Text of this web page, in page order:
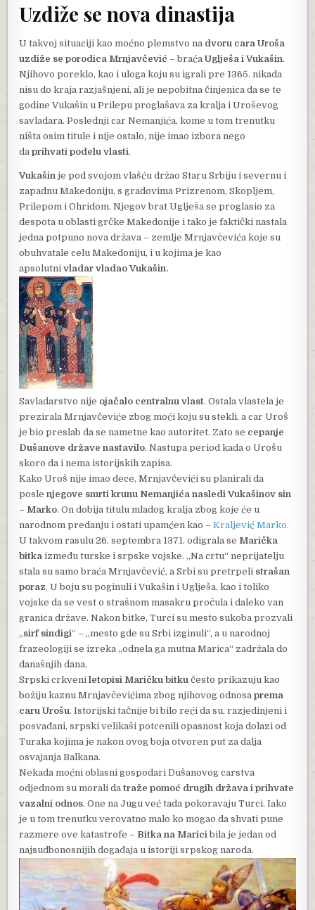
Uzdiže se nova dinastija
U takvoj situaciji kao moćno plemstvo na dvoru cara Uroša
uzdiže se porodica Mrnjavčević – braćaUglješa i Vukašin.
Njihovo poreklo, kao i uloga koju su igrali pre 1365. nikada
nisu do kraja razjašnjeni, ali je nepobitna činjenica da se te
godine Vukašin u Prilepu proglašava za kralja i Uroševog
savladara. Poslednji car Nemanjića, kome u tom trenutku
ništa osim titule i nije ostalo, nije imao izbora nego
daprihvati podelu vlasti.
Vukašin je pod svojom vlašću držao Staru Srbiju i severnu i
zapadnu Makedoniju, s gradovima Prizrenom, Skopljem,
Prilepom i Ohridom. Njegov brat Uglješa se proglasio za
despota u oblasti grčke Makedonije i tako je faktički nastala
jedna potpuno nova država – zemlje Mrnjavčevića koje su
obuhvatale celu Makedoniju, i u kojima je kao
apsolutnivladar vladao Vukašin.
Savladarstvo nije ojačalo centralnu vlast. Ostala vlastela je
prezirala Mrnjavčeviće zbog moći koju su stekli, a car Uroš
je bio preslab da se nametne kao autoritet. Zato se cepanje
Dušanove države nastavilo. Nastupa period kada o Urošu
skoro da i nema istorijskih zapisa.
Kako Uroš nije imao dece, Mrnjavčevići su planirali da
poslenjegove smrti krunu Nemanjića nasledi Vukašinov sin
– Marko. On dobija titulu mladog kralja zbog koje će u
narodnom predanju i ostati upamćen kao –Kraljević Marko.
U takvom rasulu 26. septembra 1371. odigrala se Marička
bitka između turske i srpske vojske. „Na crtu“ neprijatelju
stala su samo braća Mrnjavčević, a Srbi su pretrpeli strašan
poraz. U boju su poginuli i Vukašin i Uglješa, kao i toliko
vojske da se vest o strašnom masakru pročula i daleko van
granica države. Nakon bitke, Turci su mesto sukoba prozvali
„sirf sindigi“ – „mesto gde su Srbi izginuli“, a u narodnoj
frazeologiji se izreka „odnela ga mutna Marica“ zadržala do
današnjih dana.
Srpski crkveniletopisi Maričku bitku često prikazuju kao
božiju kaznu Mrnjavčevićima zbog njihovog odnosaprema
caru Urošu. Istorijski tačnije bi bilo reći da su, razjedinjeni i
posvađani, srpski velikaši potcenili opasnost koja dolazi od
Turaka kojima je nakon ovog boja otvoren put za dalja
osvajanja Balkana.
Nekada moćni oblasni gospodari Dušanovog carstva
odjednom su morali datraže pomoć drugih država i prihvate
vazalni odnos. One na Jugu već tada pokoravaju Turci. Iako
je u tom trenutku verovatno malo ko mogao da shvati pune
razmere ove katastrofe – Bitka na Maricibila je jedan od
najsudbonosnijih događaja u istoriji srpskog naroda.